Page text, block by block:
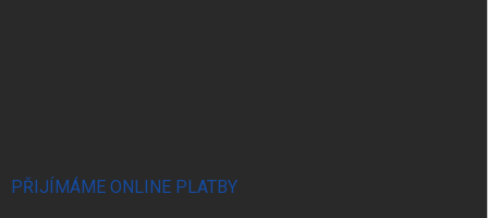
PŘIJÍMÁME ONLINE PLATBY